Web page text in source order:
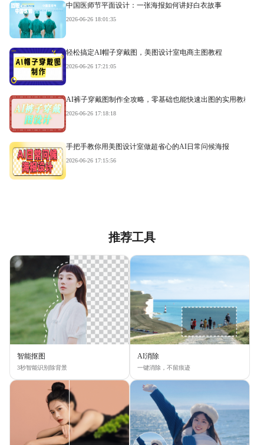
中国医师节平面设计：一张海报如何讲好白衣故事
2026-06-26 18:01:35
轻松搞定AI帽子穿戴图，美图设计室电商主图教程
2026-06-26 17:21:05
AI裤子穿戴图制作全攻略，零基础也能快速出图的实用教程
2026-06-26 17:18:18
手把手教你用美图设计室做超省心的AI日常问候海报
2026-06-26 17:15:56
推荐工具
智能抠图
3秒智能识别除背景
AI消除
一键消除，不留痕迹